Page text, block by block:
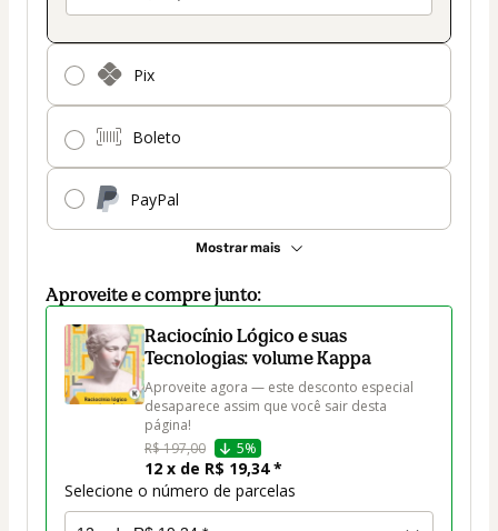
Pix
Boleto
PayPal
Mostrar mais
Aproveite e compre junto:
Raciocínio Lógico e suas
Tecnologias: volume Kappa
Aproveite agora — este desconto especial
desaparece assim que você sair desta
página!
R$ 197,00
5%
12 x de R$ 19,34 *
Selecione o número de parcelas